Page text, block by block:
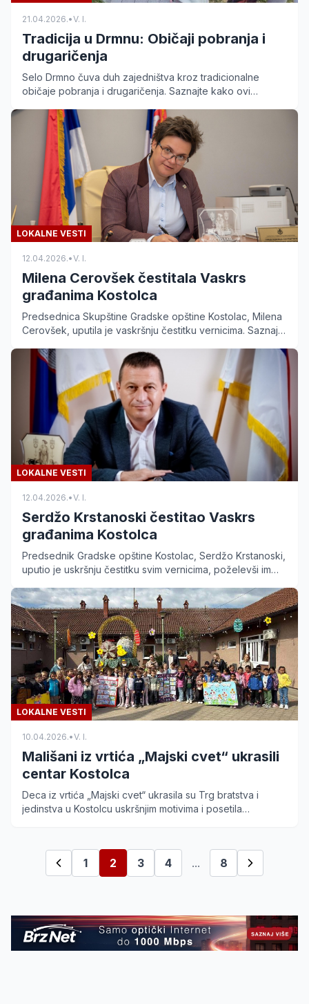
21.04.2026.•V. I.
Tradicija u Drmnu: Običaji pobranja i
drugaričenja
Selo Drmno čuva duh zajedništva kroz tradicionalne
običaje pobranja i drugaričenja. Saznajte kako ovi
LOKALNE VESTI
12.04.2026.•V. I.
Milena Cerovšek čestitala Vaskrs
građanima Kostolca
Predsednica Skupštine Gradske opštine Kostolac, Milena
Cerovšek, uputila je vaskršnju čestitku vernicima. Saznajte
LOKALNE VESTI
12.04.2026.•V. I.
Serdžo Krstanoski čestitao Vaskrs
građanima Kostolca
Predsednik Gradske opštine Kostolac, Serdžo Krstanoski,
uputio je uskršnju čestitku svim vernicima, poželevši im
LOKALNE VESTI
10.04.2026.•V. I.
Mališani iz vrtića „Majski cvet“ ukrasili
centar Kostolca
Deca iz vrtića „Majski cvet“ ukrasila su Trg bratstva i
jedinstva u Kostolcu uskršnjim motivima i posetila
1 2 3 4 ... 8